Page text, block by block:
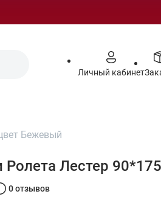
Личный кабинет
Бежевый
Ролета Лестер
0 отзывов